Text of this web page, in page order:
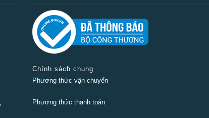
Chính sách chung
Phương thức vận chuyển
Phương thức thanh toán